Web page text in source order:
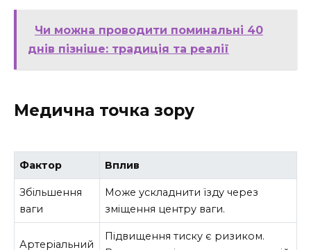
Чи можна проводити поминальні 40
днів пізніше: традиція та реалії
Медична точка зору
Фактор Вплив
Збільшення
ваги
Може ускладнити їзду через
зміщення центру ваги.
Артеріальний
Підвищення тиску є ризиком.